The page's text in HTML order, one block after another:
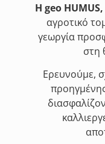
Η geo HUMUS,
αγροτικό
γεωργία
στη
Ερευνούμε,